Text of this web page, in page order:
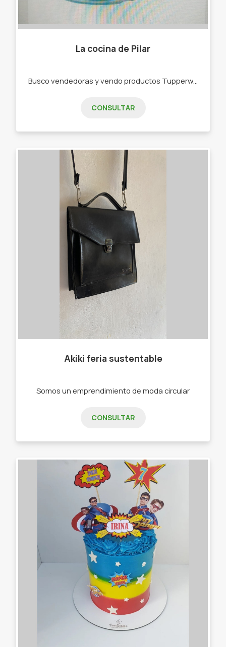
La cocina de Pilar
CONSULTAR
Akiki feria sustentable
Somos un emprendimiento de moda circular
CONSULTAR